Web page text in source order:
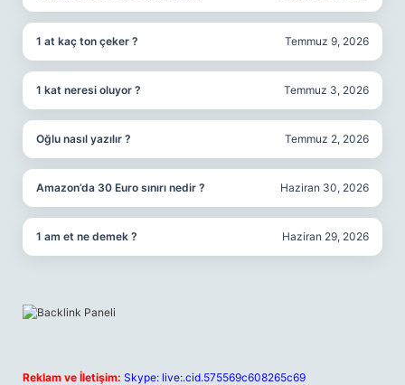
1 at kaç ton çeker ? Temmuz 9, 2026
1 kat neresi oluyor ? Temmuz 3, 2026
Oğlu nasıl yazılır ? Temmuz 2, 2026
Amazon’da 30 Euro sınırı nedir ? Haziran 30, 2026
1 am et ne demek ? Haziran 29, 2026
Reklam ve İletişim: Skype: live:.cid.575569c608265c69